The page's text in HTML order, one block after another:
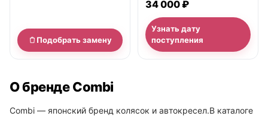
Подобрать замену
34 000 ₽
Узнать дату
поступления
О бренде Combi
Combi — японский бренд колясок и автокресел.В каталоге